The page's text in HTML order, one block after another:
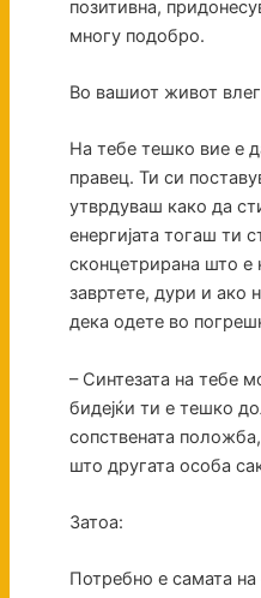
позитивна,
многу подобро.
Во вашиот живот
На тебе тешко вие е
правец. Ти си
утврдуваш како да
енергијата тогаш ти
сконцетрирана што
завртете, дури и ако
дека одете во
– Синтезата на тебе
бидејќи ти е тешко
сопствената
што другата особа
Затоа:
Потребно е самата